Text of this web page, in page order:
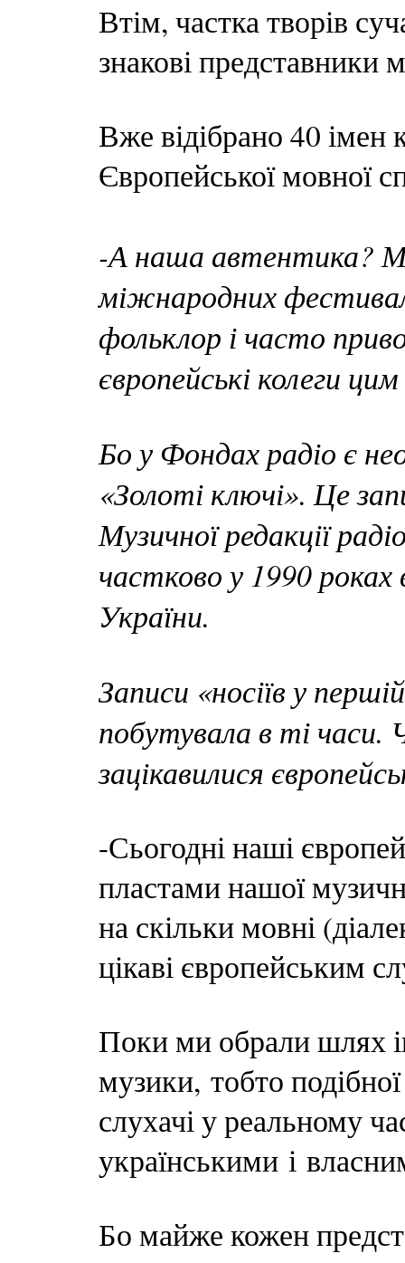
Втім, частка творів
знакові представники
Вже відібрано 40 імен
Європейської мовної
-А наша автентика?
міжнародних
фольклор і часто
європейські колеги
Бо у Фондах радіо є
«Золоті ключі». Це
Музичної редакції
частково у 1990 роках
України.
Записи «носіїв у
побутувала в ті часи.
зацікавилися
-Сьогодні наші
пластами нашої
на скільки мовні
цікаві європейським
Поки ми обрали шлях
музики, тобто
слухачі у реальному
українськими і
Бо майже кожен